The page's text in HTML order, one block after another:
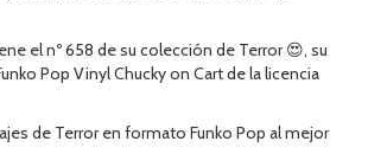
el nº 658 de su colección de Terror 😍, su
Pop Vinyl Chucky on Cart de la licencia
de Terror en formato Funko Pop al mejor